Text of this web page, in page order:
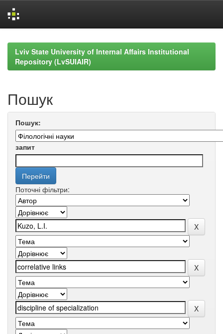
navigationLviv State University of Internal Affairs Institutional
Repository (LvSUIAIR)
Пошук
Пошук:
запит
Поточні фільтри: